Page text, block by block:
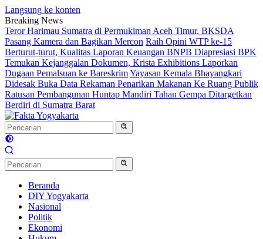
Langsung ke konten
Breaking News
Teror Harimau Sumatra di Permukiman Aceh Timur, BKSDA
Pasang Kamera dan Bagikan Mercon Raih Opini WTP ke-15
Berturut-turut, Kualitas Laporan Keuangan BNPB Diapresiasi BPK
Temukan Kejanggalan Dokumen, Krista Exhibitions Laporkan
Dugaan Pemalsuan ke BareskrimYayasan Kemala Bhayangkari
Didesak Buka Data Rekaman Penarikan Makanan Ke Ruang Publik
Ratusan Pembangunan Huntap Mandiri Tahan Gempa Ditargetkan
Berdiri di Sumatra Barat
Beranda
DIY Yogyakarta
Nasional
Politik
Ekonomi